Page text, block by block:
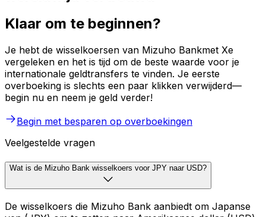
Klaar om te beginnen?
Je hebt de wisselkoersen van Mizuho Bankmet Xe
vergeleken en het is tijd om de beste waarde voor je
internationale geldtransfers te vinden. Je eerste
overboeking is slechts een paar klikken verwijderd—
begin nu en neem je geld verder!
Begin met besparen op overboekingen
Veelgestelde vragen
Wat is de Mizuho Bank wisselkoers voor JPY naar USD?
De wisselkoers die Mizuho Bank aanbiedt om Japanse